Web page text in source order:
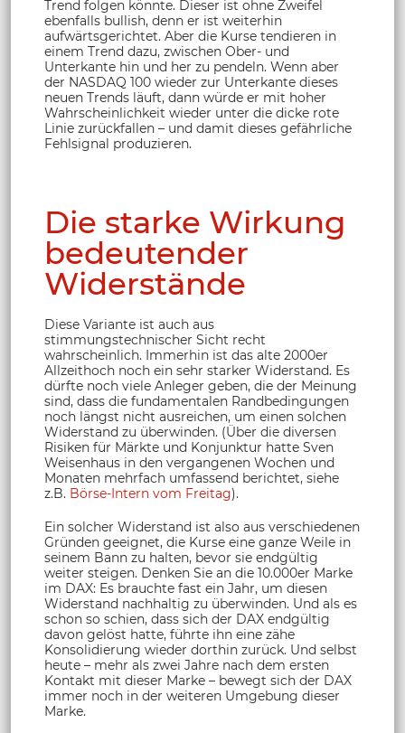
Trend folgen könnte. Dieser ist ohne Zweifel
ebenfalls bullish, denn er ist weiterhin
aufwärtsgerichtet. Aber die Kurse tendieren in
einem Trend dazu, zwischen Ober- und
Unterkante hin und her zu pendeln. Wenn aber
der NASDAQ 100 wieder zur Unterkante dieses
neuen Trends läuft, dann würde er mit hoher
Wahrscheinlichkeit wieder unter die dicke rote
Linie zurückfallen – und damit dieses gefährliche
Fehlsignal produzieren.
Die starke Wirkung
bedeutender
Widerstände
Diese Variante ist auch aus
stimmungstechnischer Sicht recht
wahrscheinlich. Immerhin ist das alte 2000er
Allzeithoch noch ein sehr starker Widerstand. Es
dürfte noch viele Anleger geben, die der Meinung
sind, dass die fundamentalen Randbedingungen
noch längst nicht ausreichen, um einen solchen
Widerstand zu überwinden. (Über die diversen
Risiken für Märkte und Konjunktur hatte Sven
Weisenhaus in den vergangenen Wochen und
Monaten mehrfach umfassend berichtet, siehe
z.B. Börse-Intern vom Freitag).
Ein solcher Widerstand ist also aus verschiedenen
Gründen geeignet, die Kurse eine ganze Weile in
seinem Bann zu halten, bevor sie endgültig
weiter steigen. Denken Sie an die 10.000er Marke
im DAX: Es brauchte fast ein Jahr, um diesen
Widerstand nachhaltig zu überwinden. Und als es
schon so schien, dass sich der DAX endgültig
davon gelöst hatte, führte ihn eine zähe
Konsolidierung wieder dorthin zurück. Und selbst
heute – mehr als zwei Jahre nach dem ersten
Kontakt mit dieser Marke – bewegt sich der DAX
immer noch in der weiteren Umgebung dieser
Marke.